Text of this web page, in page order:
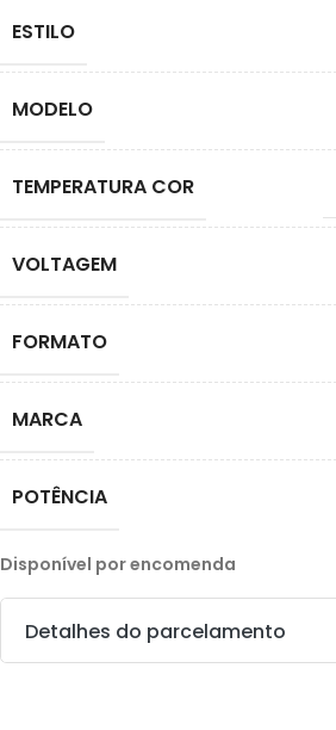
ESTILO
MODELO
TEMPERATURA COR
VOLTAGEM
FORMATO
MARCA
POTÊNCIA
Disponível por encomenda
Detalhes do parcelamento